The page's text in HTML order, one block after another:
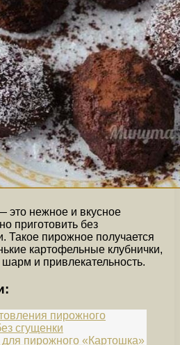
нежное и вкусное
приготовить без
Такое пирожное получается
картофельные клубнички,
и привлекательность.
пирожного
сгущенки
пирожного «Картошка»